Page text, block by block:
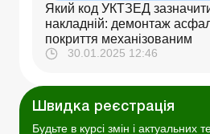
Який код УКТЗЕД
накладній: демонтаж
покриття механізованим
30.01.2025 12:46
Швидка реєстрація
Будьте в курсі змін і актуальних